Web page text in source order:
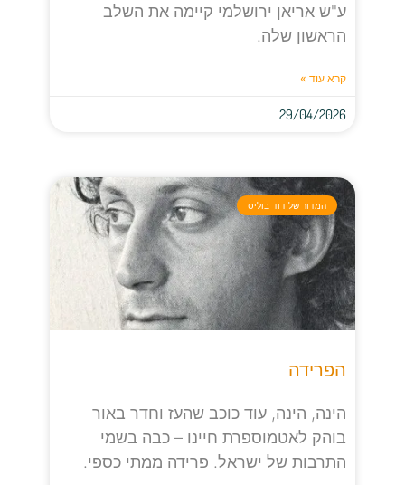
ע"ש אריאן ירושלמי קיימה את השלב
הראשון שלה.
קרא עוד »
29/04/2026
המדור של דוד בוליס
הפרידה
הינה, הינה, עוד כוכב שהעז וחדר באור
בוהק לאטמוספרת חיינו – כבה בשמי
התרבות של ישראל. פרידה ממתי כספי.